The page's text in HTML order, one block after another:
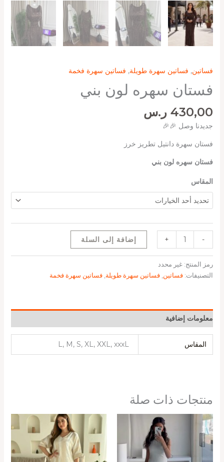
فساتين, فساتين سهرة طويلة, فساتين سهرة فخمة
فستان سهره لون بني
430,00 ر.س
جديدنا وصل 🎉🎉
فستان سهرة دانتيل تطريز خرز
فستان سهره لون بني
المقاس
-
+ إضافة إلى السلة
رمز المنتج: غير محدد
التصنيفات: فساتين, فساتين سهرة طويلة, فساتين سهرة فخمة
معلومات إضافية
المقاس L, M, S, XL, XXL, xxxL
منتجات ذات صلة